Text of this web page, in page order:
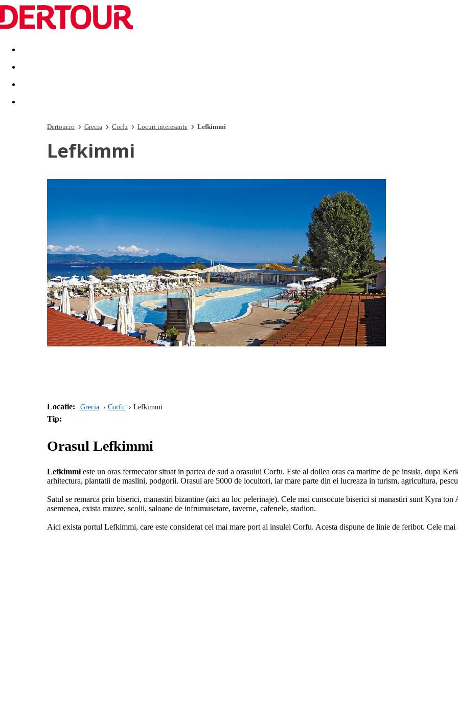
Destinatii Vacanta perfecta OFERTE DE NERATAT
Dertour.ro Grecia Corfu Locuri interesante Lefkimmi
Lefkimmi
Locatie: Grecia Corfu Lefkimmi
Tip:
Orasul Lefkimmi
Lefkimmieste un oras fermecator situat in partea de sud a orasului Corfu. Este al doilea oras ca marime de pe insula, dupa
arhitectura, plantatii de maslini, podgorii. Orasul are 5000 de locuitori, iar mare parte din ei lucreaza in turism, agricultura,
Satul se remarca prin biserici, manastiri bizantine (aici au loc pelerinaje). Cele mai cunsocute biserici si manastiri sunt Kyra
asemenea, exista muzee, scolii, saloane de infrumusetare, taverne, cafenele, stadion.
Aici exista portul Lefkimmi, care este considerat cel mai mare port al insulei Corfu. Acesta dispune de linie de feribot. Cele